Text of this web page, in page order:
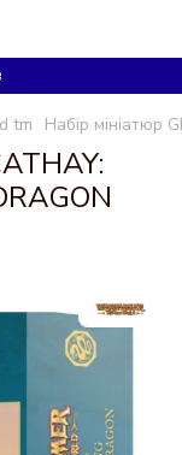
tm Набір мініатюр